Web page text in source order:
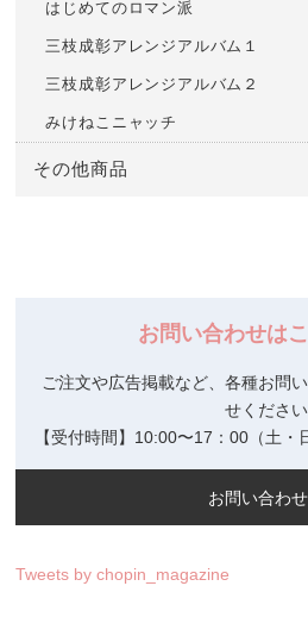
はじめてのロマン派
三枝成彰アレンジアルバム１
三枝成彰アレンジアルバム２
みけねこニャッチ
その他商品
お問い合わせは
ご注文や広告掲載など、各種お問
せください
【受付時間】10:00〜17：00（土・
お問い合わせ
Tweets by chopin_magazine